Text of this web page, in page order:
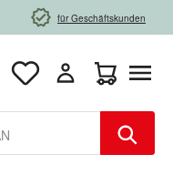
für Geschäftskunden